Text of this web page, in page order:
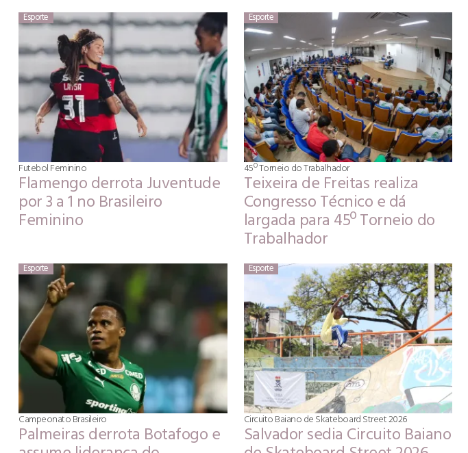
Esporte
Futebol Feminino
Flamengo derrota Juventude
por 3 a 1 no Brasileiro
Feminino
Esporte
45º Torneio do Trabalhador
Teixeira de Freitas realiza
Congresso Técnico e dá
largada para 45º Torneio do
Trabalhador
Esporte
Campeonato Brasileiro
Palmeiras derrota Botafogo e
Esporte
Circuito Baiano de Skateboard Street 2026
Salvador sedia Circuito Baiano